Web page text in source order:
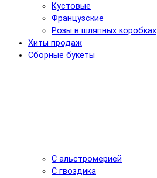
Кустовые
Французские
Розы в шляпных коробках
Хиты продаж
Сборные букеты
С альстромерией
С гвоздика